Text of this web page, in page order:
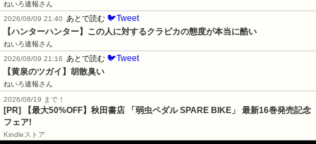
ねいろ速報さん
2026/08/09 21:40
あとで読む 🐦Tweet
【ハンターハンター】この人に対するクラピカの態度が本当に酷い
ねいろ速報さん
2026/08/09 21:16
あとで読む 🐦Tweet
【黄泉のツガイ】胡散臭い
ねいろ速報さん
2026/08/19 まで！
[PR] 【最大50%OFF】秋田書店 「弱虫ペダル SPARE BIKE」 最新16巻発売記念
フェア!
Kindleストア